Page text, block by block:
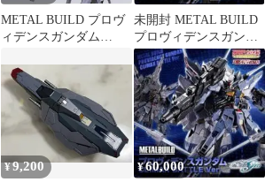
METAL BUILD プロヴ
ィデンスガンダム
未開封 METAL BUILD
プロヴィデンスガンダ
ム CLIMAX BATTL
¥9,200 ¥60,000